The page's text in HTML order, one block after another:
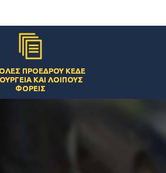
ΠΡΟΈΔΡΟΥ ΚΕΔΕ
ΚΑΙ ΛΟΙΠΟΎΣ
ΦΟΡΕΊΣ